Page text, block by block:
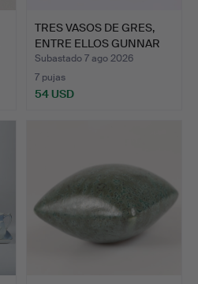
TRES VASOS DE GRES,
ENTRE ELLOS GUNNAR
NYL…
Subastado 7 ago 2026
7 pujas
54 USD